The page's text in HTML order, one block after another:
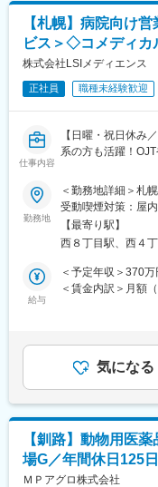
・経験に応じて入
る可能性あり
・入社タイミング
変更の範囲：会社の
と手を挙げればチ
■組織構成
システム本部は59
広く在籍しており
■キャリアパス
ご経験や志向に応
術を極める道、ま
プアップも可能で
■働きやすい環境
残業は月平均15時
ることができます
で、効率のいい働
長期的な就業が可
て地域住民の健康
す。地域に根差し
る細やかな医療・
調剤薬局事業では
件数は47都道府県
事業を展開してい
変更の範囲：会社
【札幌】病院向け
ビス＞◇コメディカ
株式会社LSIメディエンス
正社員 職種未経験歓迎
仕事内容
【日曜・祝日休み
系の方も活躍！
■職務内容：
医療機関へ訪問し
ビスの提案をお任
＜当社の臨床検査
医療機関が、正確
を行っています。
当社のサービスは
・病院や診療所な
└既存7割、新規3割
※臨床検査に関する
検査項目の提案、
勤務地
＜勤務地詳細＞札
受動喫煙対策：屋
【最寄り駅】
西８丁目駅、西４
給与
＜予定年収＞370
＜賃金内訳＞月額
あり、選考を通じ
手当を含めた表記で
気になる
【釧路】動物用医
場G／年間休日125
ＭＰアグロ株式会社